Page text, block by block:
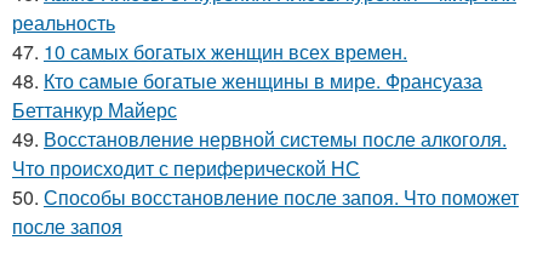
реальность
47. 10 самых богатых женщин всех времен.
48. Кто самые богатые женщины в мире. Франсуаза
Беттанкур Майерс
49. Восстановление нервной системы после алкоголя.
Что происходит с периферической НС
50. Способы восстановление после запоя. Что поможет
после запоя